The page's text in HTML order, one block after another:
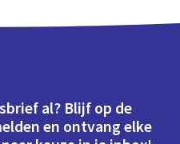
al? Blijf op de
en ontvang elke